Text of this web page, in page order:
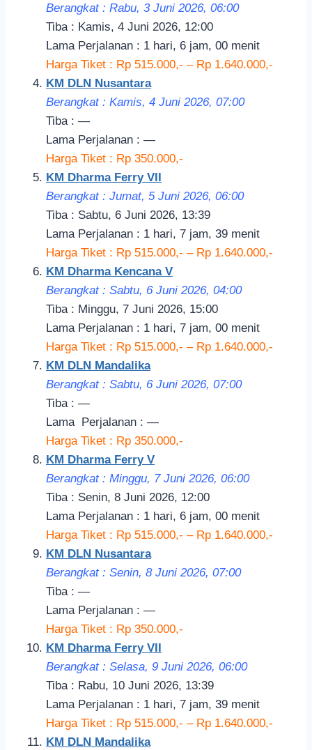
Berangkat : Rabu, 3 Juni 2026, 06:00
Tiba : Kamis, 4 Juni 2026, 12:00
Lama Perjalanan : 1 hari, 6 jam, 00 menit
Harga Tiket : Rp 515.000,- – Rp 1.640.000,-
KM DLN Nusantara
Berangkat : Kamis, 4 Juni 2026, 07:00
Tiba : —
Lama Perjalanan : —
Harga Tiket : Rp 350.000,-
KM Dharma Ferry VII
Berangkat : Jumat, 5 Juni 2026, 06:00
Tiba : Sabtu, 6 Juni 2026, 13:39
Lama Perjalanan : 1 hari, 7 jam, 39 menit
Harga Tiket : Rp 515.000,- – Rp 1.640.000,-
KM Dharma Kencana V
Berangkat : Sabtu, 6 Juni 2026, 04:00
Tiba : Minggu, 7 Juni 2026, 15:00
Lama Perjalanan : 1 hari, 7 jam, 00 menit
Harga Tiket : Rp 515.000,- – Rp 1.640.000,-
KM DLN Mandalika
Berangkat : Sabtu, 6 Juni 2026, 07:00
Tiba : —
Lama Perjalanan : —
Harga Tiket : Rp 350.000,-
KM Dharma Ferry V
Berangkat : Minggu, 7 Juni 2026, 06:00
Tiba : Senin, 8 Juni 2026, 12:00
Lama Perjalanan : 1 hari, 6 jam, 00 menit
Harga Tiket : Rp 515.000,- – Rp 1.640.000,-
KM DLN Nusantara
Berangkat : Senin, 8 Juni 2026, 07:00
Tiba : —
Lama Perjalanan : —
Harga Tiket : Rp 350.000,-
KM Dharma Ferry VII
Berangkat : Selasa, 9 Juni 2026, 06:00
Tiba : Rabu, 10 Juni 2026, 13:39
Lama Perjalanan : 1 hari, 7 jam, 39 menit
Harga Tiket : Rp 515.000,- – Rp 1.640.000,-
KM DLN Mandalika